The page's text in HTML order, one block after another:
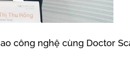
công nghệ cùng Doctor